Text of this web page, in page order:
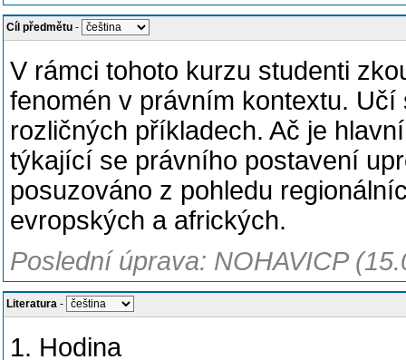
Cíl předmětu -
V rámci tohoto kurzu studenti
fenomén v právním kontextu.
rozličných příkladech. Ač je
týkající se právního postavení
posuzováno z pohledu
evropských a afrických.
Poslední úprava: NOHAVICP
Literatura -
1. Hodina